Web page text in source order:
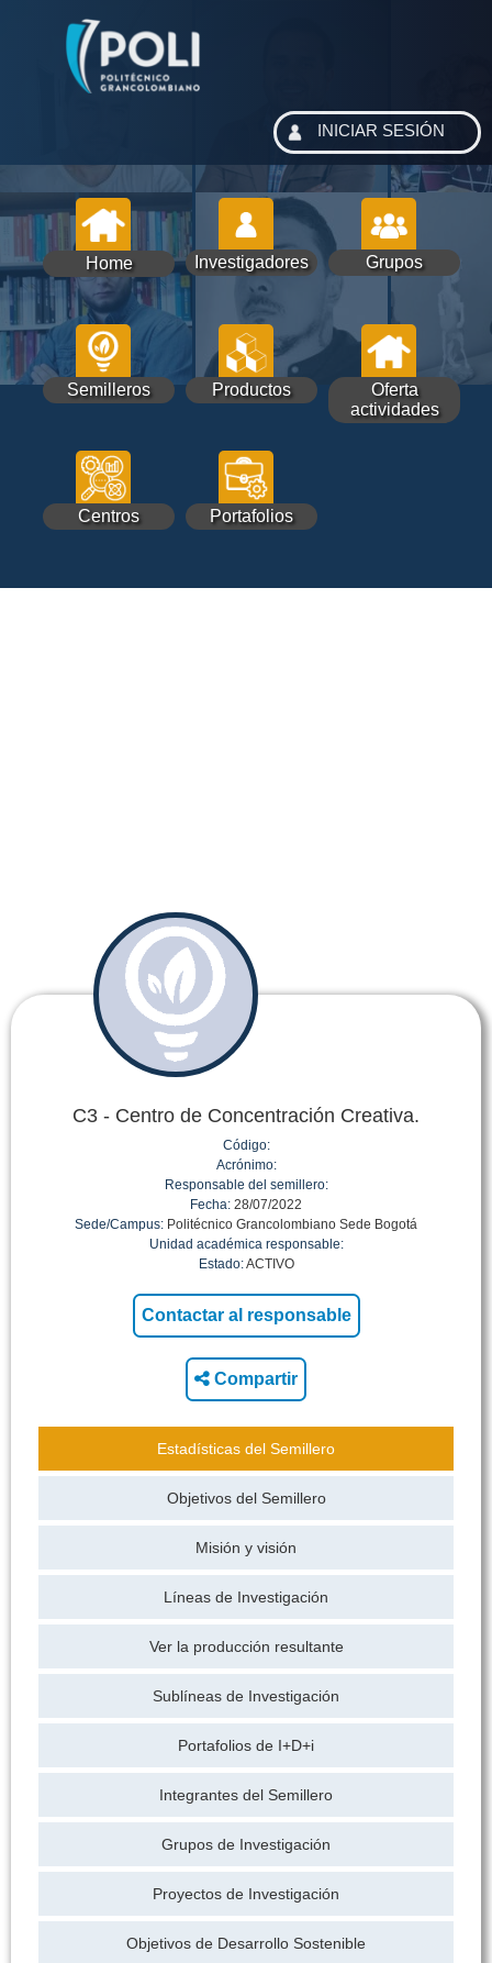
Home Investigadores Grupos
Semilleros Productos
Oferta
actividades
Centros Portafolios
INICIAR SESIÓN
C3 - Centro de Concentración Creativa.
Código:
Acrónimo:
Responsable del semillero:
Fecha: 28/07/2022
Sede/Campus: Politécnico Grancolombiano Sede Bogotá
Unidad académica responsable:
Estado:ACTIVO
Compartir
Estadísticas del Semillero
Objetivos del Semillero
Misión y visión
Líneas de Investigación
Ver la producción resultante
Sublíneas de Investigación
Portafolios de I+D+i
Integrantes del Semillero
Grupos de Investigación
Proyectos de Investigación
Objetivos de Desarrollo Sostenible